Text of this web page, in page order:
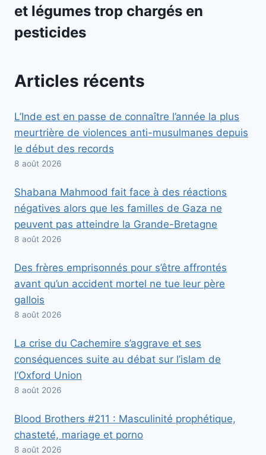
et légumes trop chargés en
pesticides
Articles récents
L’Inde est en passe de connaître l’année la plus
meurtrière de violences anti-musulmanes depuis
le début des records
8 août 2026
Shabana Mahmood fait face à des réactions
négatives alors que les familles de Gaza ne
peuvent pas atteindre la Grande-Bretagne
8 août 2026
Des frères emprisonnés pour s’être affrontés
avant qu’un accident mortel ne tue leur père
gallois
8 août 2026
La crise du Cachemire s’aggrave et ses
conséquences suite au débat sur l’islam de
l’Oxford Union
8 août 2026
Blood Brothers #211 : Masculinité prophétique,
chasteté, mariage et porno
8 août 2026